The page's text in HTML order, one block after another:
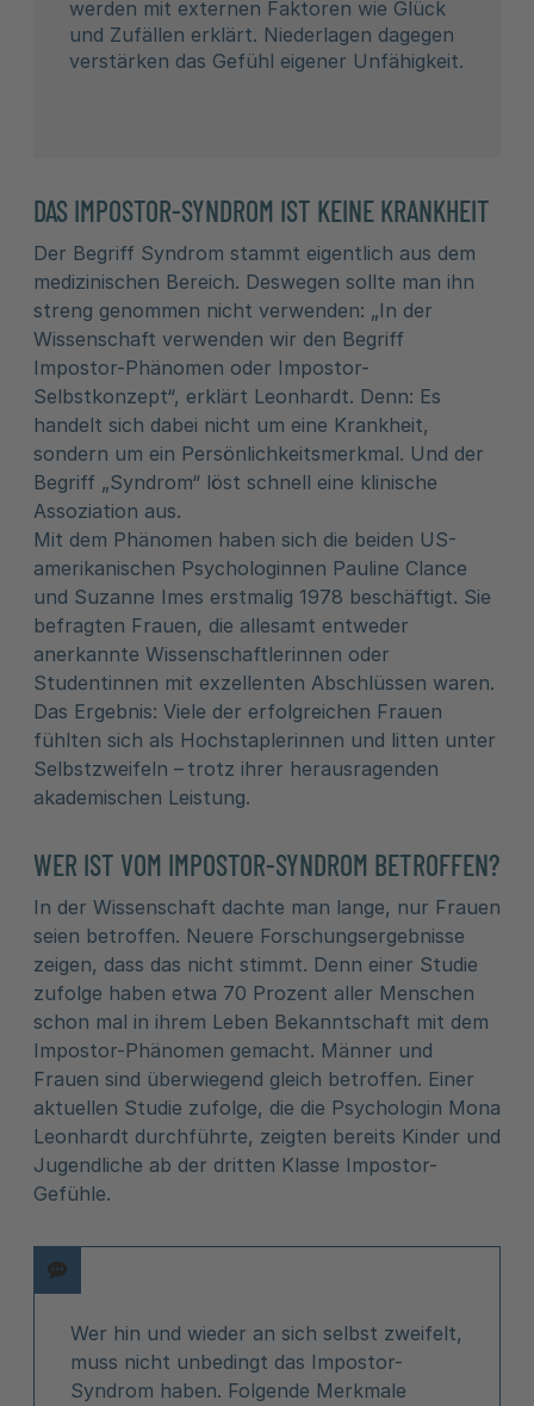
werden mit externen Faktoren wie Glück
und Zufällen erklärt. Niederlagen dagegen
verstärken das Gefühl eigener Unfähigkeit.
DAS IMPOSTOR-SYNDROM IST KEINE KRANKHEIT
Der Begriff Syndrom stammt eigentlich aus dem
medizinischen Bereich. Deswegen sollte man ihn
streng genommen nicht verwenden: „In der
Wissenschaft verwenden wir den Begriff
Impostor-Phänomen oder Impostor-
Selbstkonzept“, erklärt Leonhardt. Denn: Es
handelt sich dabei nicht um eine Krankheit,
sondern um ein Persönlichkeitsmerkmal. Und der
Begriff „Syndrom“ löst schnell eine klinische
Assoziation aus.
Mit dem Phänomen haben sich die beiden US-
amerikanischen Psychologinnen Pauline Clance
und Suzanne Imes erstmalig 1978 beschäftigt. Sie
befragten Frauen, die allesamt entweder
anerkannte Wissenschaftlerinnen oder
Studentinnen mit exzellenten Abschlüssen waren.
Das Ergebnis: Viele der erfolgreichen Frauen
fühlten sich als Hochstaplerinnen und litten unter
Selbstzweifeln – trotz ihrer herausragenden
akademischen Leistung.
WER IST VOM IMPOSTOR-SYNDROM BETROFFEN?
In der Wissenschaft dachte man lange, nur Frauen
seien betroffen. Neuere Forschungsergebnisse
zeigen, dass das nicht stimmt. Denn einer Studie
zufolge haben etwa 70 Prozent aller Menschen
schon mal in ihrem Leben Bekanntschaft mit dem
Impostor-Phänomen gemacht. Männer und
Frauen sind überwiegend gleich betroffen. Einer
aktuellen Studie zufolge, die die Psychologin Mona
Leonhardt durchführte, zeigten bereits Kinder und
Jugendliche ab der dritten Klasse Impostor-
Gefühle.
Wer hin und wieder an sich selbst zweifelt,
muss nicht unbedingt das Impostor-
Syndrom haben. Folgende Merkmale